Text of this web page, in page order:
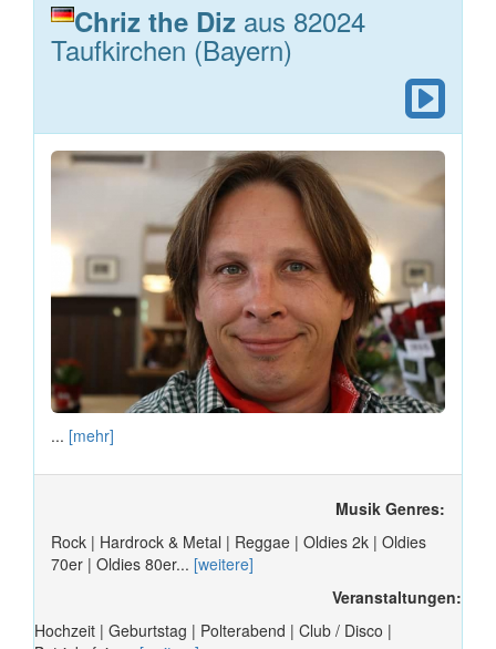
Chriz the Diz aus 82024
Taufkirchen (Bayern)
... [mehr]
Musik Genres:
Rock | Hardrock & Metal | Reggae | Oldies 2k | Oldies
70er | Oldies 80er... [weitere]
Veranstaltungen:
Hochzeit | Geburtstag | Polterabend | Club / Disco |